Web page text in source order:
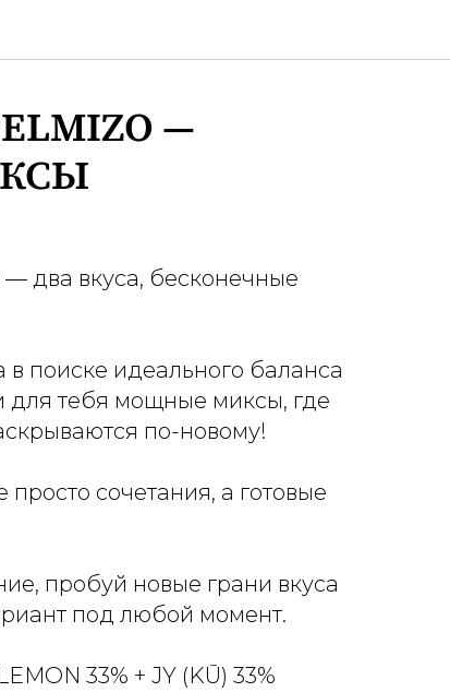
—
— два вкуса, бесконечные
в поиске идеального баланса
для тебя мощные миксы, где
по-новому!
сочетания, а готовые
пробуй новые грани вкуса
под любой момент.
33% + JY (KŪ) 33%